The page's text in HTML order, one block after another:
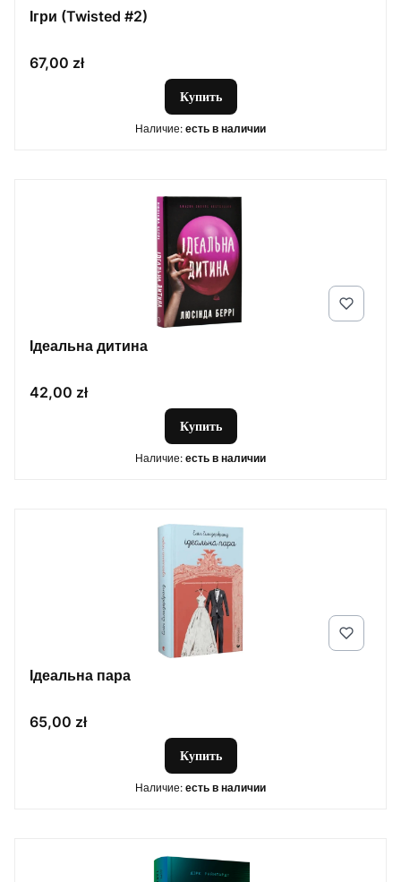
Ігри (Twisted #2)
Цена
67,00 zł
Купить
Наличие: есть в наличии
Ідеальна дитина
Цена
42,00 zł
Купить
Наличие: есть в наличии
Ідеальна пара
Цена
65,00 zł
Купить
Наличие: есть в наличии